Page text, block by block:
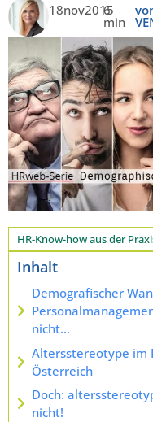
18nov2015
6
min
HR-Know-how aus der
Inhalt
Demografischer
nicht…
Altersstereotype im
Österreich
Doch:
nicht!